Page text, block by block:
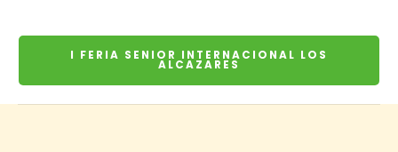
I FERIA SENIOR INTERNACIONAL LOS
ALCAZARES